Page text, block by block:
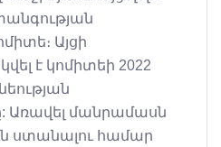
Այցի
է կոմիտեի 2022
Առավել մանրամասն
ստանալու համար